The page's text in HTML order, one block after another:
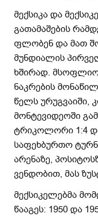
მექსიკა და
გათამაშების
ფლობენ და მათ
მუნდიალის
ხშირად.
ნაკრების
წელს ურუგვაიში,
მონტევიდეოში
ტრიკოლორი 1:4
საფეხბურთო
არენაზე,
ვენდობით, მას
მექსიკელებმა
წააგეს: 1950 და